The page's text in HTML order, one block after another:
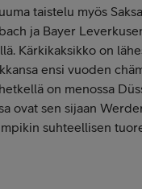
taistelu myös
ja Bayer
Kärkikaksikko on
ensi vuoden
on menossa
ovat sen sijaan
suhteellisen